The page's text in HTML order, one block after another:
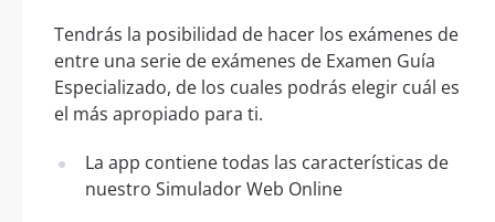
Tendrás la posibilidad de hacer los exámenes de
entre una serie de exámenes de Examen Guía
Especializado, de los cuales podrás elegir cuál es
el más apropiado para ti.
La app contiene todas las características de
nuestro Simulador Web Online